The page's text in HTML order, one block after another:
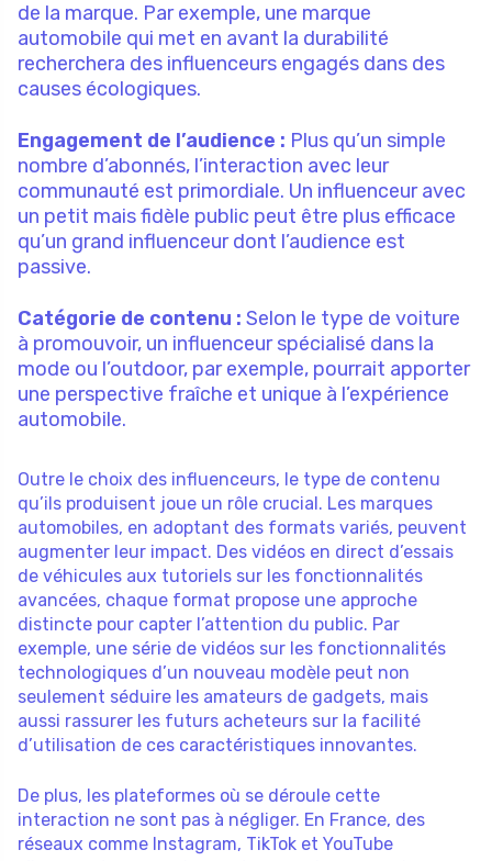
de la marque. Par exemple, une marque
automobile qui met en avant la durabilité
recherchera des influenceurs engagés dans des
causes écologiques.
Engagement de l’audience : Plus qu’un simple
nombre d’abonnés, l’interaction avec leur
communauté est primordiale. Un influenceur avec
un petit mais fidèle public peut être plus efficace
qu’un grand influenceur dont l’audience est
passive.
Catégorie de contenu : Selon le type de voiture
à promouvoir, un influenceur spécialisé dans la
mode ou l’outdoor, par exemple, pourrait apporter
une perspective fraîche et unique à l’expérience
automobile.
Outre le choix des influenceurs, le type de contenu
qu’ils produisent joue un rôle crucial. Les marques
automobiles, en adoptant des formats variés, peuvent
augmenter leur impact. Des vidéos en direct d’essais
de véhicules aux tutoriels sur les fonctionnalités
avancées, chaque format propose une approche
distincte pour capter l’attention du public. Par
exemple, une série de vidéos sur les fonctionnalités
technologiques d’un nouveau modèle peut non
seulement séduire les amateurs de gadgets, mais
aussi rassurer les futurs acheteurs sur la facilité
d’utilisation de ces caractéristiques innovantes.
De plus, les plateformes où se déroule cette
interaction ne sont pas à négliger. En France, des
réseaux comme Instagram, TikTok et YouTube